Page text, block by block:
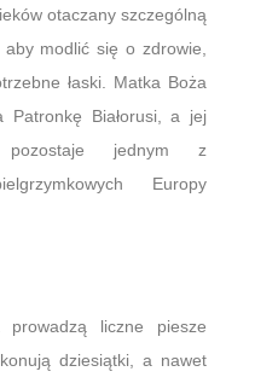
otaczany szczególną
modlić się o zdrowie,
łaski. Matka Boża
Patronkę Białorusi, a jej
jednym z
Europy
prowadzą liczne piesze
dziesiątki, a nawet